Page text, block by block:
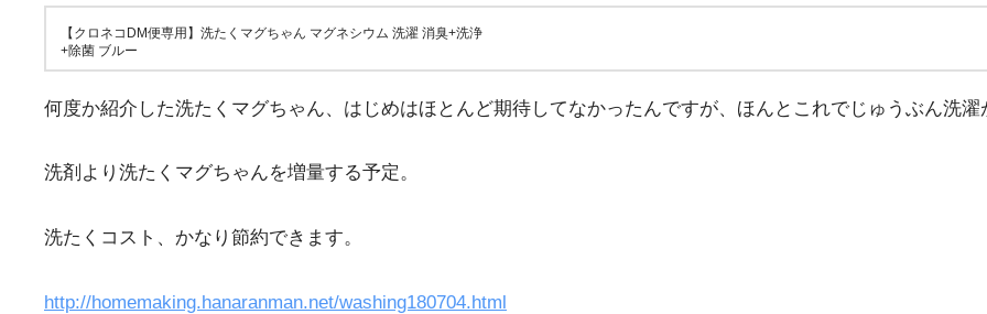
【クロネコDM便専用】洗たくマグちゃん マグネシウム 洗濯 消臭+洗浄
+除菌 ブルー
何度か紹介した洗たくマグちゃん、はじめはほとんど期待してなかったんですが、ほんとこれでじゅうぶん洗
洗剤より洗たくマグちゃんを増量する予定。
洗たくコスト、かなり節約できます。
http://homemaking.hanaranman.net/washing180704.html